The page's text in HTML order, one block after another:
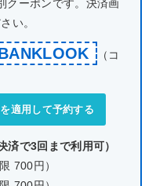
クーポンです。決済画
い。
（コ
適用して予約する
で3回まで利用可）
700円）